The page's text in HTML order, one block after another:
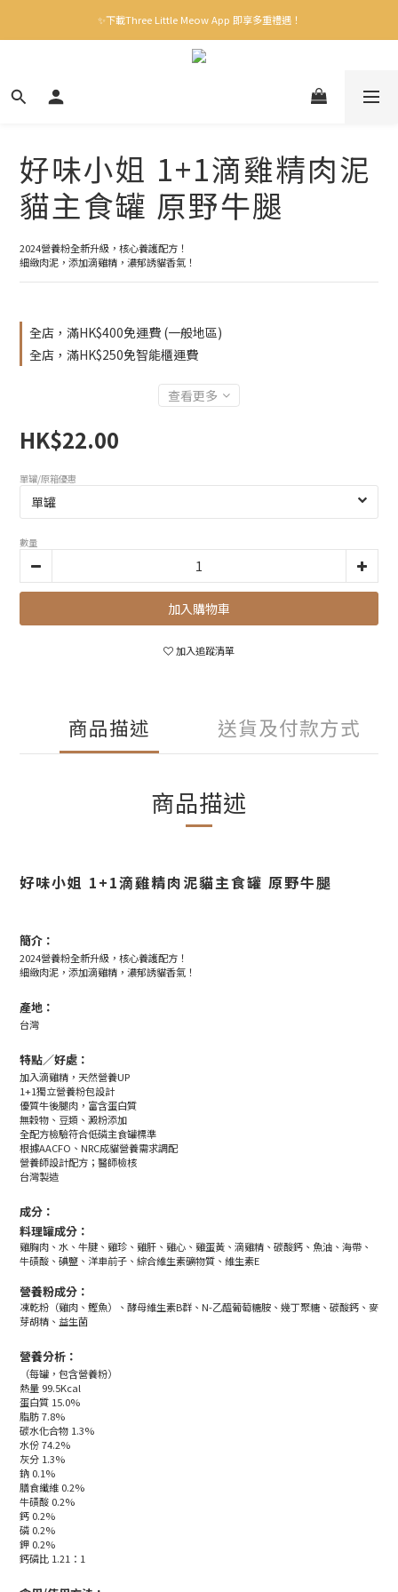
✨下載Three Little Meow App 即享多重禮遇！
✨下載Three Little Meow App 即享多重禮遇！
門市自取，一件免運💢
好味小姐 1+1滴雞精肉泥
貓主食罐 原野牛腿
2024營養粉全新升級，核心養護配方！
細緻肉泥，添加滴雞精，濃郁誘貓香氣！
全店，滿HK$400免運費 (一般地區)
全店，滿HK$250免智能櫃運費
查看更多
HK$22.00
單罐/原箱優惠
數量
加入購物車
加入追蹤清單
商品描述 送貨及付款方式
商品描述
好味小姐 1+1滴雞精肉泥貓主食罐 原野牛腿
簡介：
2024營養粉全新升級，核心養護配方！
細緻肉泥，添加滴雞精，濃郁誘貓香氣！
產地：
台灣
特點／好處：
加入滴雞精，天然營養UP
1+1獨立營養粉包設計
優質牛後腿肉，富含蛋白質
無穀物、豆類、澱粉添加
全配方檢驗符合低磷主食罐標準
根據AACFO、NRC成貓營養需求調配
營養師設計配方；醫師檢核
台灣製造
成分：
料理罐成分：
雞胸肉、水、牛腱、雞珍、雞肝、雞心、雞蛋黃、滴雞精、碳酸鈣、魚油、海帶、
牛磺酸、碘鹽、洋車前子、綜合維生素礦物質、維生素E
營養粉成分：
凍乾粉（雞肉、鰹魚）、酵母維生素B群、N-乙醯葡萄糖胺、幾丁聚糖、碳酸鈣、麥
芽胡精、益生菌
營養分析：
（每罐，包含營養粉）
熱量 99.5Kcal
蛋白質 15.0%
脂肪 7.8%
碳水化合物 1.3%
水份 74.2%
灰分 1.3%
鈉 0.1%
膳食纖維 0.2%
牛磺酸 0.2%
鈣 0.2%
磷 0.2%
鉀 0.2%
鈣磷比 1.21：1